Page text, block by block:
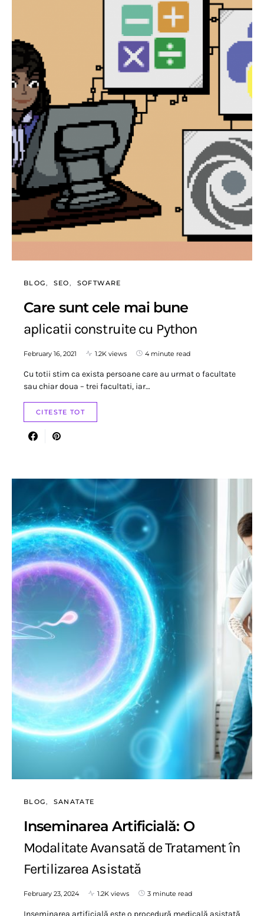
BLOG SEO SOFTWARE
Care sunt cele mai bune
aplicatii construite cu Python
February 16, 2021 1.2K views 4 minute read
Cu totii stim ca exista persoane care au urmat o facultate
sau chiar doua – trei facultati, iar…
CITESTE TOT
BLOG SANATATE
Inseminarea Artificială: O
Modalitate Avansată de Tratament în
Fertilizarea Asistată
February 23, 2024 1.2K views 3 minute read
Inseminarea artificială este o procedură medicală asistată